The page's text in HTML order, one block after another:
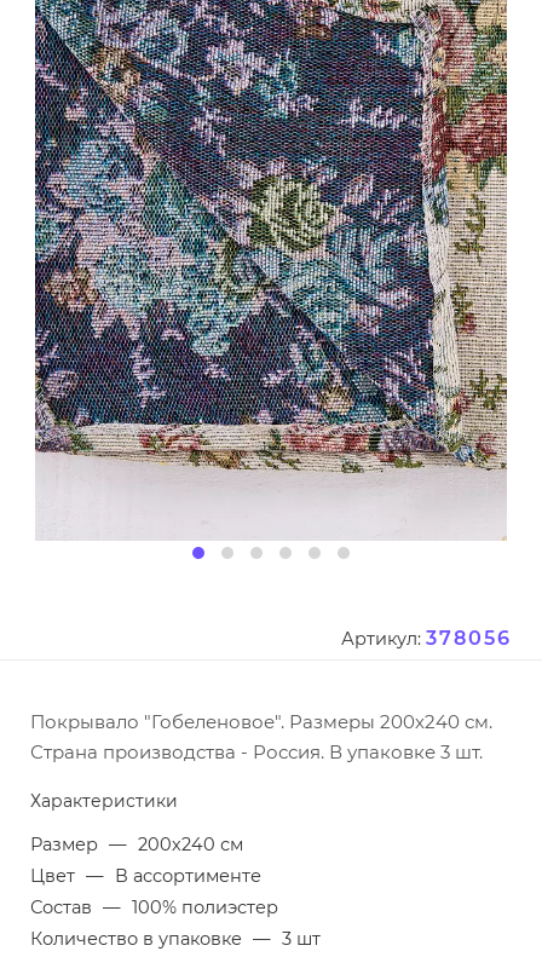
Артикул: 378056
Покрывало "Гобеленовое". Размеры 200х240 см.
Страна производства - Россия. В упаковке 3 шт.
Характеристики
Размер — 200х240 см
Цвет — В ассортименте
Состав — 100% полиэстер
Количество в упаковке — 3 шт